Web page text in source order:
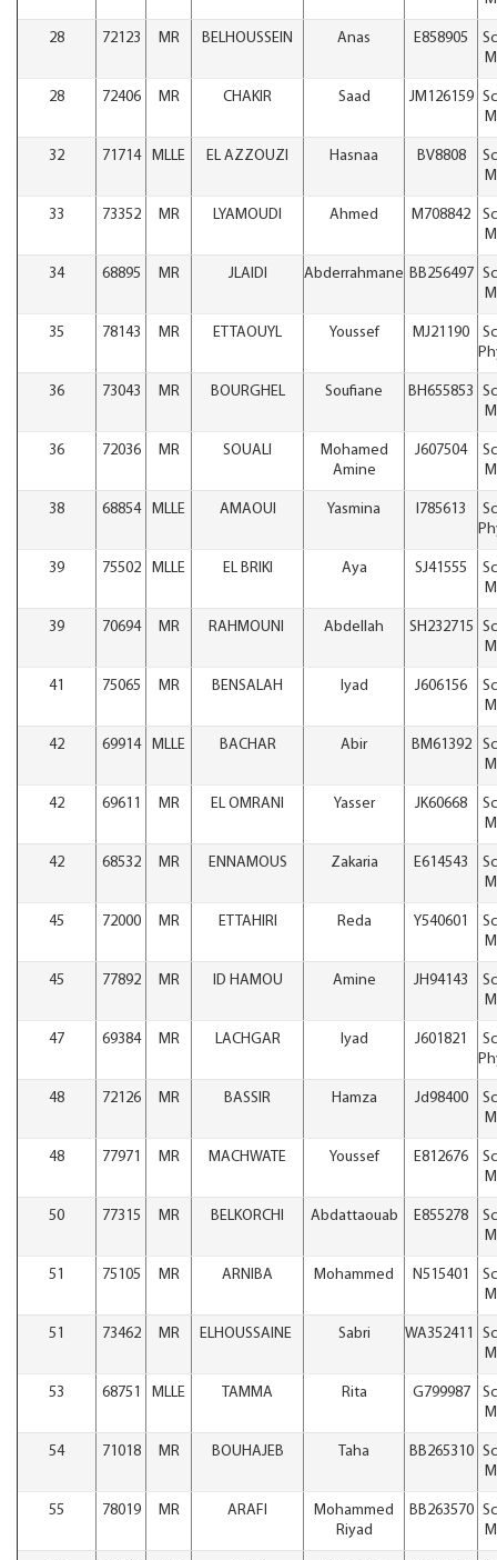
28 72123 MR BELHOUSSEIN Anas E858905
28 72406 MR CHAKIR Saad JM126159
32 71714 MLLE EL AZZOUZI Hasnaa BV8808
33 73352 MR LYAMOUDI Ahmed M708842
34 68895 MR JLAIDI Abderrahmane BB256497
35 78143 MR ETTAOUYL Youssef MJ21190
36 73043 MR BOURGHEL Soufiane BH655853
36 72036 MR SOUALI
Mohamed
Amine
J607504
38 68854 MLLE AMAOUI Yasmina I785613
39 75502 MLLE EL BRIKI Aya SJ41555
39 70694 MR RAHMOUNI Abdellah SH232715
41 75065 MR BENSALAH Iyad J606156
42 69914 MLLE BACHAR Abir BM61392
42 69611 MR EL OMRANI Yasser JK60668
42 68532 MR ENNAMOUS Zakaria E614543
45 72000 MR ETTAHIRI Reda Y540601
45 77892 MR ID HAMOU Amine JH94143
47 69384 MR LACHGAR Iyad J601821
48 72126 MR BASSIR Hamza Jd98400
48 77971 MR MACHWATE Youssef E812676
50 77315 MR BELKORCHI Abdattaouab E855278
51 75105 MR ARNIBA Mohammed N515401
51 73462 MR ELHOUSSAINE Sabri WA352411
53 68751 MLLE TAMMA Rita G799987
54 71018 MR BOUHAJEB Taha BB265310
55 78019 MR ARAFI
Mohammed
Riyad
BB263570